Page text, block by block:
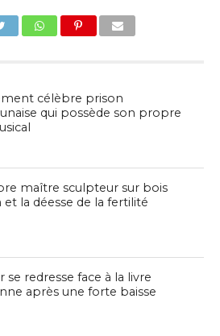
célèbre prison
qui possède son propre
maître sculpteur sur bois
et la déesse de la fertilité
se redresse face à la livre
après une forte baisse